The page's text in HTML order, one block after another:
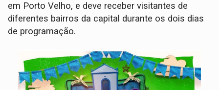
em Porto Velho, e deve receber visitantes de
diferentes bairros da capital durante os dois dias
de programação.